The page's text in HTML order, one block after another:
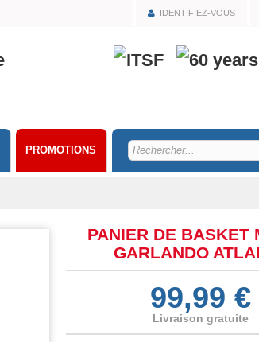
IDENTIFIEZ-VOUS
PROMOTIONS
PANIER DE BASKET
GARLANDO
99,99 €
Livraison gratuite